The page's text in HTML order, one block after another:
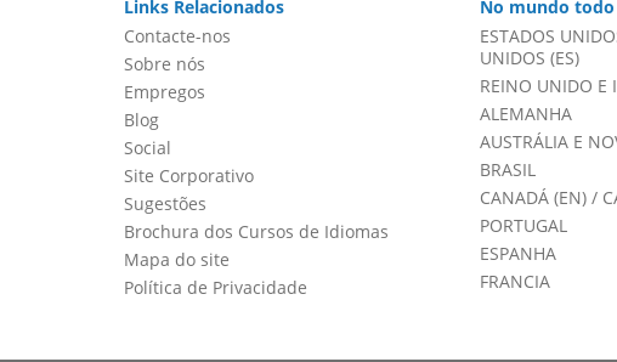
Links Relacionados
Contacte-nos
Sobre nós
Empregos
Blog
Social
Site Corporativo
Sugestões
Brochura dos Cursos de Idiomas
Mapa do site
Política de Privacidade
No mundo todo
ESTADOS
UNIDOS (ES)
REINO UNIDO E
ALEMANHA
AUSTRÁLIA E
BRASIL
CANADÁ (EN)/
PORTUGAL
ESPANHA
FRANCIA